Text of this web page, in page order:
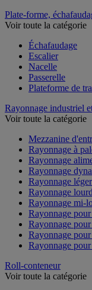
Plate-forme,
Voir toute la catégorie
Échafaudage
Escalier
Nacelle
Passerelle
Plateforme de
Rayonnage industriel
Voir toute la catégorie
Mezzanine
Rayonnage à
Rayonnage
Rayonnage
Rayonnage léger
Rayonnage lourd
Rayonnage mi-
Rayonnage
Rayonnage
Rayonnage
Rayonnage
Roll-conteneur
Voir toute la catégorie